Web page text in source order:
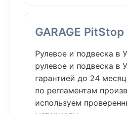
GARAGE
Рулевое и подвеска в
рулевое и подвеска в
гарантией до 24
по регламентам
используем